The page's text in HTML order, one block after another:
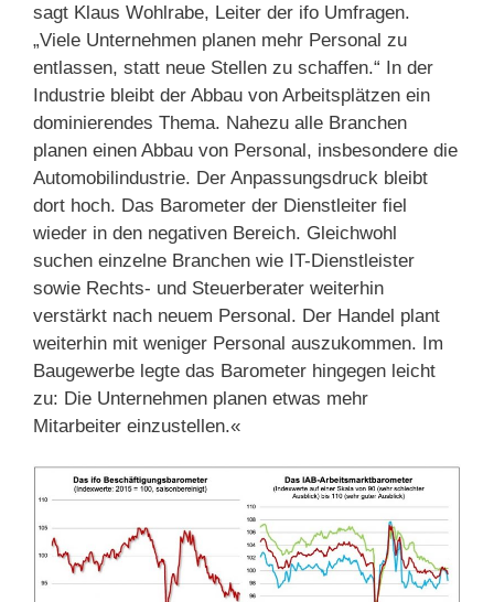
sagt Klaus Wohlrabe, Leiter der ifo Umfragen.
„Viele Unternehmen planen mehr Personal zu
entlassen, statt neue Stellen zu schaffen.“ In der
Industrie bleibt der Abbau von Arbeitsplätzen ein
dominierendes Thema. Nahezu alle Branchen
planen einen Abbau von Personal, insbesondere die
Automobilindustrie. Der Anpassungsdruck bleibt
dort hoch. Das Barometer der Dienstleiter fiel
wieder in den negativen Bereich. Gleichwohl
suchen einzelne Branchen wie IT-Dienstleister
sowie Rechts- und Steuerberater weiterhin
verstärkt nach neuem Personal. Der Handel plant
weiterhin mit weniger Personal auszukommen. Im
Baugewerbe legte das Barometer hingegen leicht
zu: Die Unternehmen planen etwas mehr
Mitarbeiter einzustellen.«